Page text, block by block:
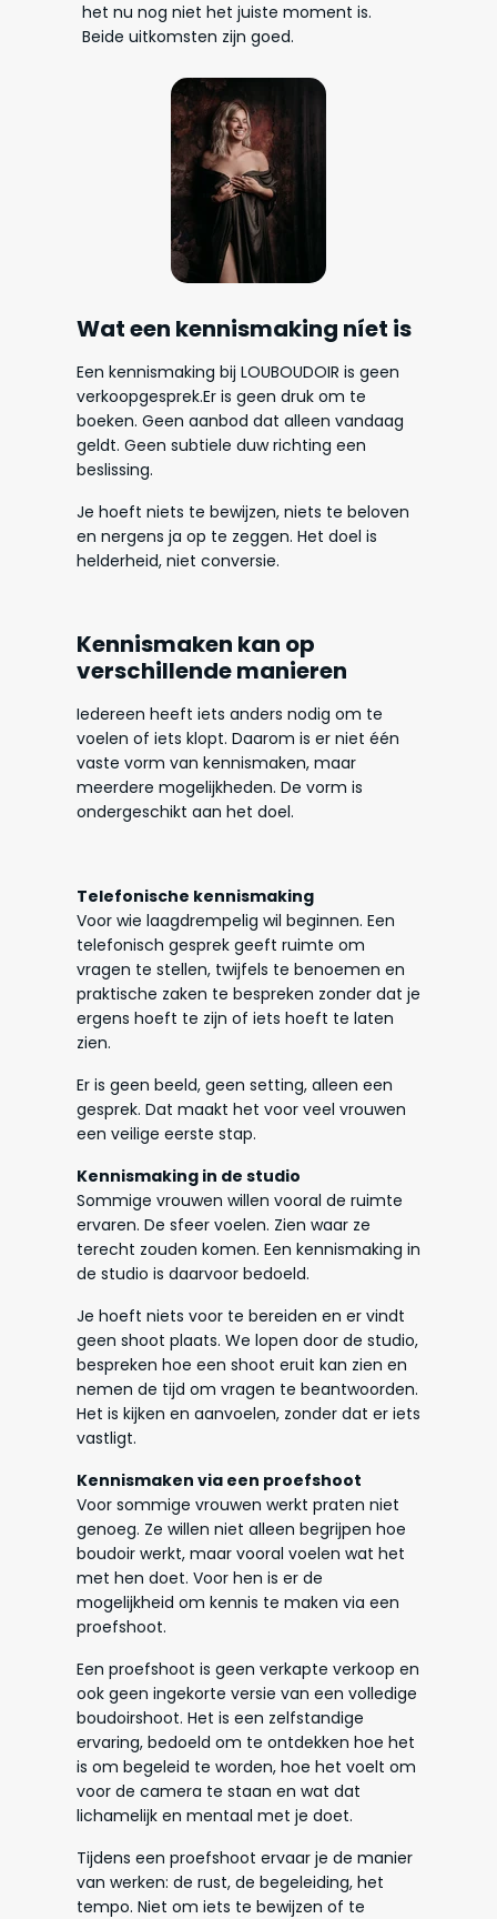
Wat een kennismaking níet is
Een kennismaking bij LOUBOUDOIR is geen
verkoopgesprek.Er is geen druk om te
boeken. Geen aanbod dat alleen vandaag
geldt. Geen subtiele duw richting een
beslissing.
Je hoeft niets te bewijzen, niets te beloven
en nergens ja op te zeggen. Het doel is
helderheid, niet conversie.
Kennismaken kan op
verschillende manieren
Iedereen heeft iets anders nodig om te
voelen of iets klopt. Daarom is er niet één
vaste vorm van kennismaken, maar
meerdere mogelijkheden. De vorm is
ondergeschikt aan het doel.
Telefonische kennismaking
Voor wie laagdrempelig wil beginnen. Een
telefonisch gesprek geeft ruimte om
vragen te stellen, twijfels te benoemen en
praktische zaken te bespreken zonder dat je
ergens hoeft te zijn of iets hoeft te laten
zien.
Er is geen beeld, geen setting, alleen een
gesprek. Dat maakt het voor veel vrouwen
een veilige eerste stap.
Kennismaking in de studio
Sommige vrouwen willen vooral de ruimte
ervaren. De sfeer voelen. Zien waar ze
terecht zouden komen. Een kennismaking in
de studio is daarvoor bedoeld.
Je hoeft niets voor te bereiden en er vindt
geen shoot plaats. We lopen door de studio,
bespreken hoe een shoot eruit kan zien en
nemen de tijd om vragen te beantwoorden.
Het is kijken en aanvoelen, zonder dat er iets
vastligt.
Kennismaken via een proefshoot
Voor sommige vrouwen werkt praten niet
genoeg. Ze willen niet alleen begrijpen hoe
boudoir werkt, maar vooral voelen wat het
met hen doet. Voor hen is er de
mogelijkheid om kennis te maken via een
proefshoot.
Een proefshoot is geen verkapte verkoop en
ook geen ingekorte versie van een volledige
boudoirshoot. Het is een zelfstandige
ervaring, bedoeld om te ontdekken hoe het
is om begeleid te worden, hoe het voelt om
voor de camera te staan en wat dat
lichamelijk en mentaal met je doet.
Tijdens een proefshoot ervaar je de manier
van werken: de rust, de begeleiding, het
tempo. Niet om iets te bewijzen of te
het nu nog niet het juiste moment is.
Beide uitkomsten zijn goed.